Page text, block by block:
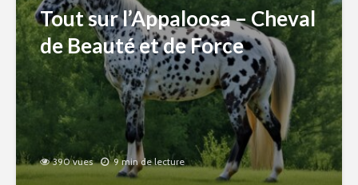
Tout sur l’Appaloosa – Cheval
de Beauté et de Force
390 vues 9 min de lecture